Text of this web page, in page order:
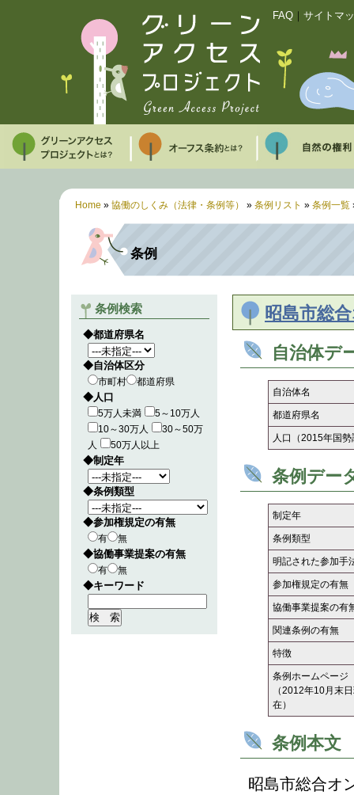
FAQ サイトマ
Home » 協働のしくみ（法律・条例等） » 条例リスト » 条例一覧
条例
条例検索
◆都道府県名
◆自治体区分
市町村 都道府県
◆人口
5万人未満
5～10万人
10～30万人
30～50万
人
50万人以上
◆制定年
◆条例類型
◆参加権規定の有無
有 無
◆協働事業提案の有無
有 無
◆キーワード
昭島市総
自治体デ
自治体名
都道府県名
人口（2015年国勢
条例デー
制定年
条例類型
明記された参加手
参加権規定の有無
協働事業提案の有
関連条例の有無
特徴
条例ホームページ
（2012年10月末
在）
条例本文
昭島市総合オ